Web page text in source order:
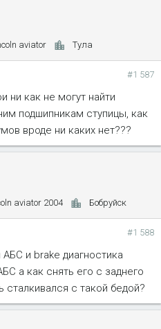
aviator Тула
#1 587
ни как не могут найти
подшипникам ступицы, как
вроде ни каких нет???
aviator 2004 Бобруйск
#1 588
и brake диагностика
а как снять его с заднего
сталкивался с такой бедой?